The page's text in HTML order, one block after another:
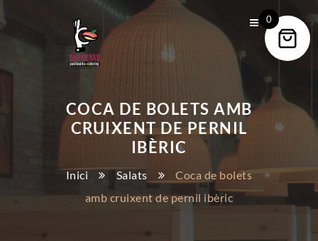
COCA DE BOLETS AMB
CRUIXENT DE PERNIL
IBÈRIC
Inici Salats
Coca de bolets
amb cruixent de pernil ibèric
0